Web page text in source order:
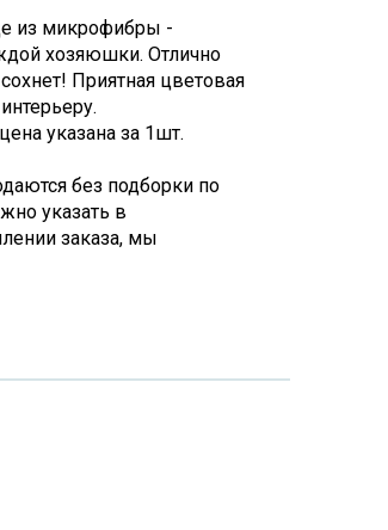
из микрофибры -
хозяюшки. Отлично
Приятная цветовая
указана за 1шт.
без подборки по
указать в
заказа, мы